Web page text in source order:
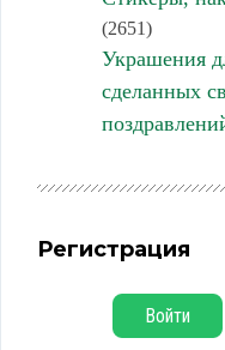
(2651)
Украшения
сделанных
Регистрация
Войти